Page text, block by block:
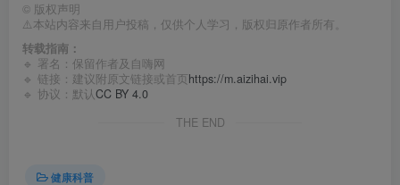
© 版权声明
⚠️本站内容来自用户投稿，仅供个人学习，版权归原作者所有。
转载指南：
🔹 署名：保留作者及 自嗨网
🔹 链接：建议附原文链接或首页https://m.aizihai.vip
🔹 协议：默认CC BY 4.0
THE END
健康科普